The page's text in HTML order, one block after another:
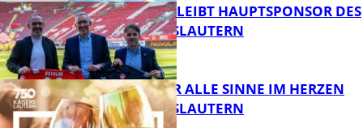
FB News
NOVOLINE BLEIBT HAUPTSPONSOR DES
1. FC KAISERSLAUTERN
GENÜSSE FÜR ALLE SINNE IM HERZEN
VON KAISERSLAUTERN